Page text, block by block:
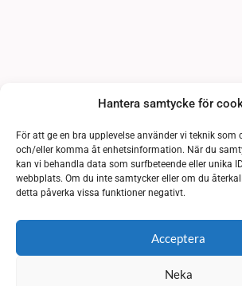
Hantera samtycke för
För att ge en bra upplevelse använder vi teknik som
och/eller komma åt enhetsinformation. När du
kan vi behandla data som surfbeteende eller unika
webbplats. Om du inte samtycker eller om du
detta påverka vissa funktioner negativt.
Acceptera
Neka